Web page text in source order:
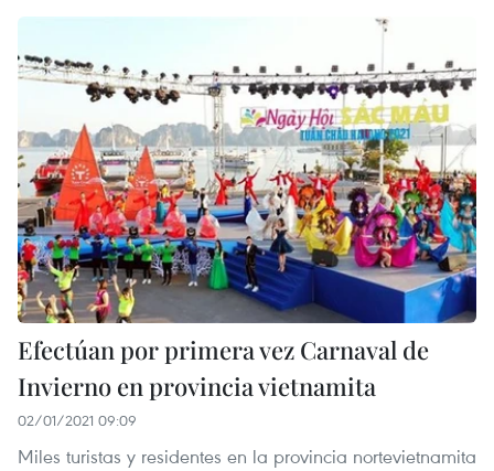
Efectúan por primera vez Carnaval de
Invierno en provincia vietnamita
02/01/2021 09:09
Miles turistas y residentes en la provincia nortevietnamita